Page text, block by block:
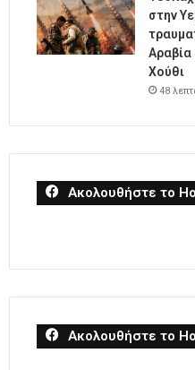
στην
Αραβία
Χούθι
48
Ακολουθήστε το
Ακολουθήστε το